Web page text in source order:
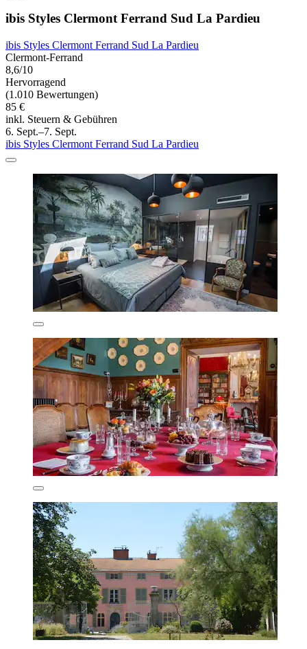
ibis Styles Clermont Ferrand Sud La Pardieu
ibis Styles Clermont Ferrand Sud La Pardieu
Clermont-Ferrand
8,6/10
Hervorragend
(1.010 Bewertungen)
85 €
inkl. Steuern & Gebühren
6. Sept.–7. Sept.
ibis Styles Clermont Ferrand Sud La Pardieu